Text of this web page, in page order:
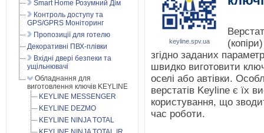
keyline.spv.ua
згідно заданих
швидко виготовити
оселі або автівки.
верстатів Keyline є їх
користування, що
час роботи.
Smart Home Розумний Дім
Контроль доступу та
GPS/GPRS Моніторинг
Пропозиції для готелю
Декоративні ПВХ-плівки
Вхідні двері безпеки та
ущільнювачі
Обладнання для
виготовлення ключів KEYLINE
KEYLINE MESSENGER
KEYLINE DEZMO
KEYLINE NINJA TOTAL